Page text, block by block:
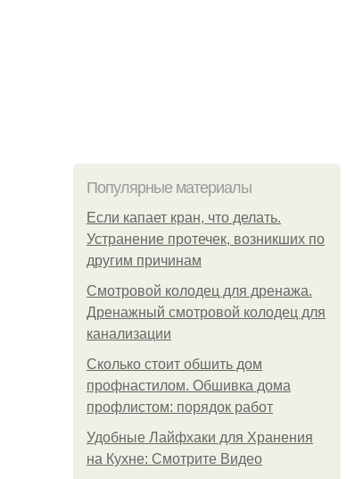
Популярные материалы
Если капает кран, что делать.
Устранение протечек, возникших по
другим причинам
Смотровой колодец для дренажа.
Дренажный смотровой колодец для
канализации
Сколько стоит обшить дом
профнастилом. Обшивка дома
профлистом: порядок работ
Удобные Лайфхаки для Хранения
на Кухне: Смотрите Видео